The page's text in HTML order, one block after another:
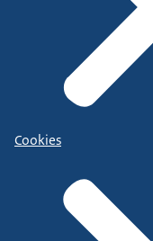
Cookies